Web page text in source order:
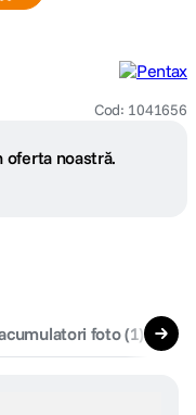
Cod: 1041656
oferta noastră.
foto(1)